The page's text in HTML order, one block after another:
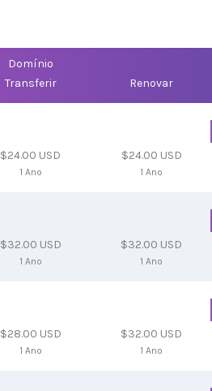
Domínio
Transferir Renovar
$24.00 USD
1 Ano
$24.00 USD
1 Ano
$32.00 USD
1 Ano
$32.00 USD
1 Ano
$28.00 USD
1 Ano
$32.00 USD
1 Ano